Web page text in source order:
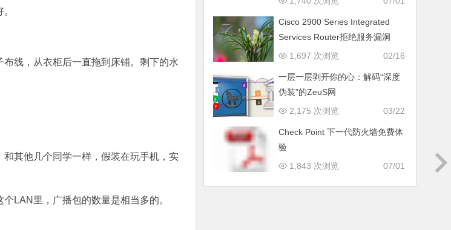
线，从衣柜后一直拖到床铺。剩下的水
其他几个同学一样，假装在玩手机，实
LAN里，广播包的数量是相当多的。
Cisco 2900 Series Integrated
Services Router拒绝服务漏洞
02/16
1,697 次浏览
一层一层剥开你的心：解码“深度
伪装”的ZeuS网
03/22
2,175 次浏览
Check Point 下一代防火墙免费体
验
07/01
1,843 次浏览